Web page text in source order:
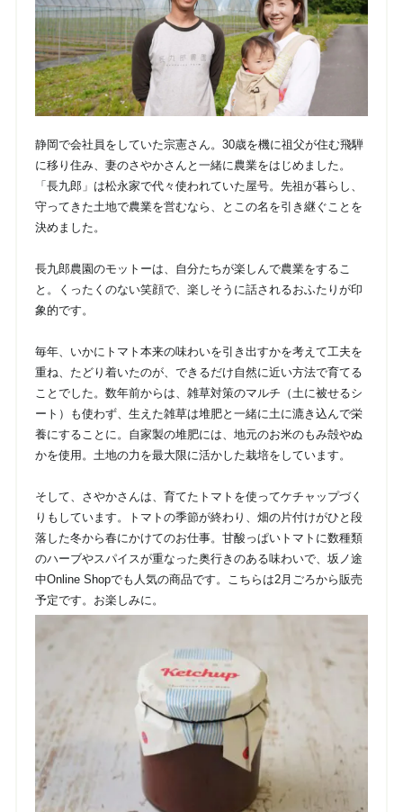
静岡で会社員をしていた宗憲さん。30歳を機に祖父が住む飛騨
に移り住み、妻のさやかさんと一緒に農業をはじめました。
「長九郎」は松永家で代々使われていた屋号。先祖が暮らし、
守ってきた土地で農業を営むなら、とこの名を引き継ぐことを
決めました。
長九郎農園のモットーは、自分たちが楽しんで農業をするこ
と。くったくのない笑顔で、楽しそうに話されるおふたりが印
象的です。
毎年、いかにトマト本来の味わいを引き出すかを考えて工夫を
重ね、たどり着いたのが、できるだけ自然に近い方法で育てる
ことでした。数年前からは、雑草対策のマルチ（土に被せるシ
ート）も使わず、生えた雑草は堆肥と一緒に土に漉き込んで栄
養にすることに。自家製の堆肥には、地元のお米のもみ殻やぬ
かを使用。土地の力を最大限に活かした栽培をしています。
そして、さやかさんは、育てたトマトを使ってケチャップづく
りもしています。トマトの季節が終わり、畑の片付けがひと段
落した冬から春にかけてのお仕事。甘酸っぱいトマトに数種類
のハーブやスパイスが重なった奥行きのある味わいで、坂ノ途
中Online Shopでも人気の商品です。こちらは2月ごろから販売
予定です。お楽しみに。